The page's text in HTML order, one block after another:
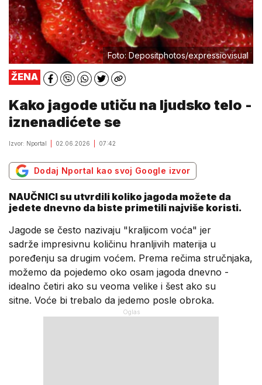
Foto: Depositphotos/expressiovisual
ŽENA
Kako jagode utiču na ljudsko telo -
iznenadićete se
Izvor: Nportal 02.06.2026 07:42
Dodaj Nportal kao svoj Google izvor
NAUČNICI su utvrdili koliko jagoda možete da
jedete dnevno da biste primetili najviše koristi.
Jagode se često nazivaju "kraljicom voća" jer
sadrže impresivnu količinu hranljivih materija u
poređenju sa drugim voćem. Prema rečima stručnjaka,
možemo da pojedemo oko osam jagoda dnevno -
idealno četiri ako su veoma velike i šest ako su
sitne. Voće bi trebalo da jedemo posle obroka.